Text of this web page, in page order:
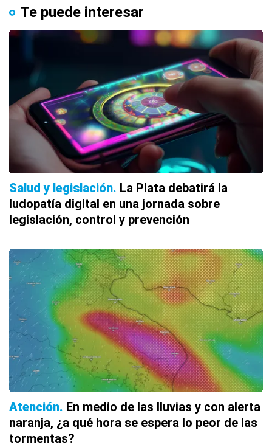
Te puede interesar
Salud y legislación La Plata debatirá la
ludopatía digital en una jornada sobre
legislación, control y prevención
Atención En medio de las lluvias y con alerta
naranja, ¿a qué hora se espera lo peor de las
tormentas?